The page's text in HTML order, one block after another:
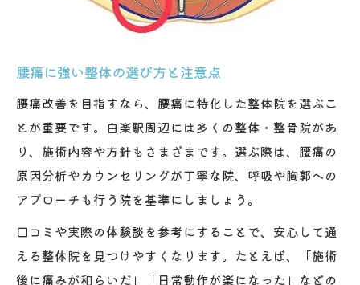
腰痛に強い整体の選び方と注意点
腰痛改善を目指すなら、腰痛に特化した整体院を選ぶこ
とが重要です。白楽駅周辺には多くの整体・整骨院があ
り、施術内容や方針もさまざまです。選ぶ際は、腰痛の
原因分析やカウンセリングが丁寧な院、呼吸や胸郭への
アプローチも行う院を基準にしましょう。
口コミや実際の体験談を参考にすることで、安心して通
える整体院を見つけやすくなります。たとえば、「施術
後に痛みが和らいだ」「日常動作が楽になった」などの